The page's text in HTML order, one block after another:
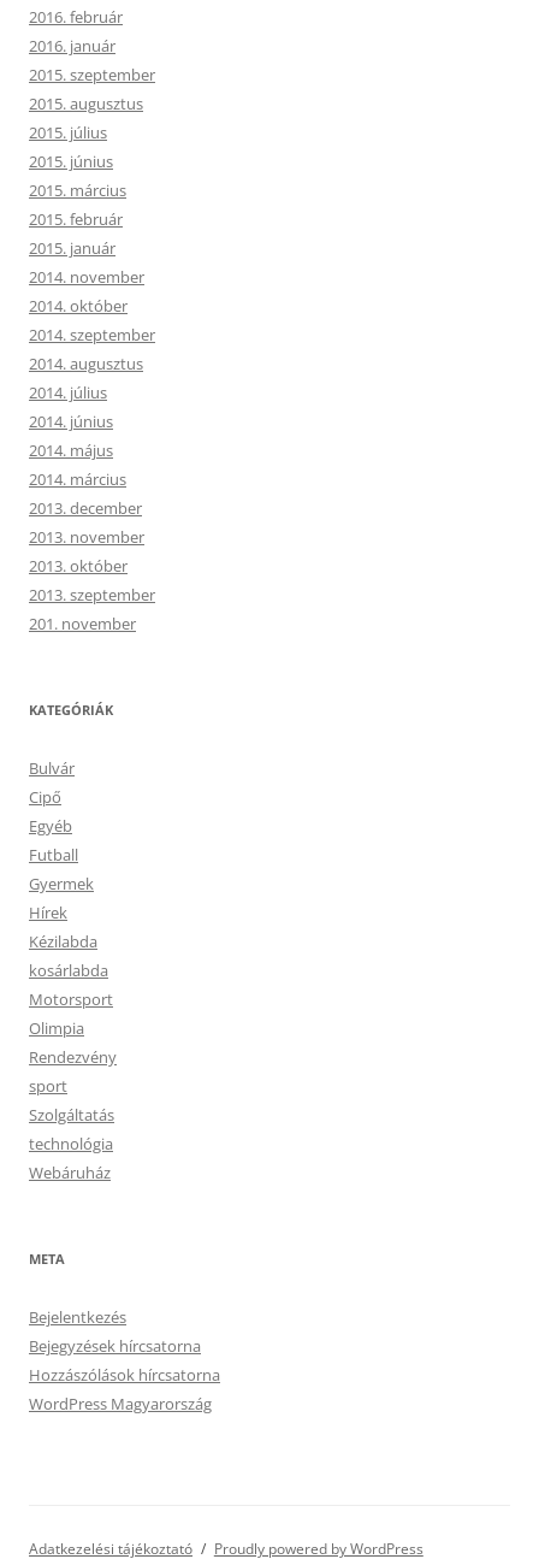
2016. február
2016. január
2015. szeptember
2015. augusztus
2015. július
2015. június
2015. március
2015. február
2015. január
2014. november
2014. október
2014. szeptember
2014. augusztus
2014. július
2014. június
2014. május
2014. március
2013. december
2013. november
2013. október
2013. szeptember
201. november
KATEGÓRIÁK
Bulvár
Cipő
Egyéb
Futball
Gyermek
Hírek
Kézilabda
kosárlabda
Motorsport
Olimpia
Rendezvény
sport
Szolgáltatás
technológia
Webáruház
META
Bejelentkezés
Bejegyzések hírcsatorna
Hozzászólások hírcsatorna
WordPress Magyarország
Adatkezelési tájékoztató Proudly powered by WordPress